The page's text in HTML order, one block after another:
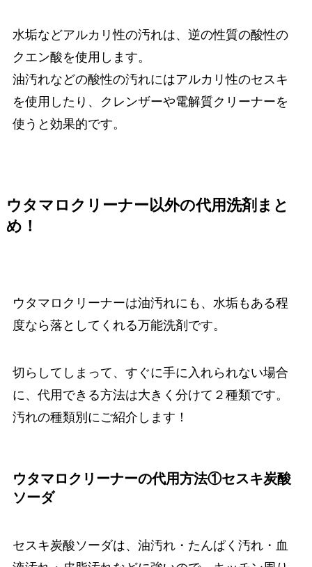
水垢などアルカリ性の汚れは、逆の性質の酸性の
クエン酸を使用します。
油汚れなどの酸性の汚れにはアルカリ性のセスキ
を使用したり、クレンザーや電解質クリーナーを
使うと効果的です。
ウタマロクリーナー以外の代用洗剤まと
め！
ウタマロクリーナーは油汚れにも、水垢もある程
度なら落としてくれる万能洗剤です。
切らしてしまって、すぐに手に入れられない場合
に、代用できる方法は大きく分けて２種類です。
汚れの種類別にご紹介します！
ウタマロクリーナーの代用方法①セスキ炭酸
ソーダ
セスキ炭酸ソーダは、油汚れ・たんぱく汚れ・血